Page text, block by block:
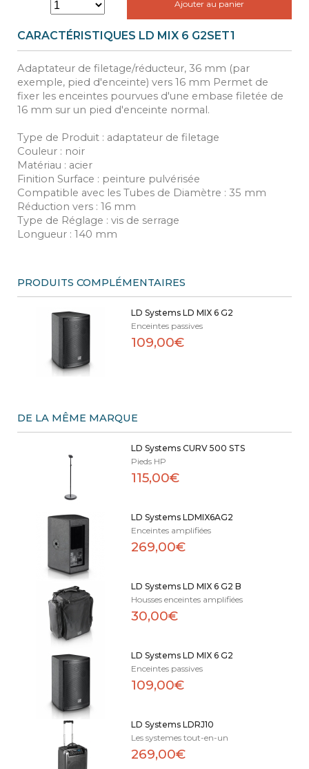
Ajouter au panier
CARACTÉRISTIQUES LD MIX 6 G2SET1
Adaptateur de filetage/réducteur, 36 mm (par
exemple, pied d'enceinte) vers 16 mm Permet de
fixer les enceintes pourvues d'une embase filetée de
16 mm sur un pied d'enceinte normal.
Type de Produit : adaptateur de filetage
Couleur : noir
Matériau : acier
Finition Surface : peinture pulvérisée
Compatible avec les Tubes de Diamètre : 35 mm
Réduction vers : 16 mm
Type de Réglage : vis de serrage
Longueur : 140 mm
PRODUITS COMPLÉMENTAIRES
LD Systems LD MIX 6 G2
Enceintes passives
109,00€
DE LA MÊME MARQUE
LD Systems CURV 500 STS
Pieds HP
115,00€
LD Systems LDMIX6AG2
Enceintes amplifiées
269,00€
LD Systems LD MIX 6 G2 B
Housses enceintes amplifiées
30,00€
LD Systems LD MIX 6 G2
Enceintes passives
109,00€
LD Systems LDRJ10
Les systemes tout-en-un
269,00€